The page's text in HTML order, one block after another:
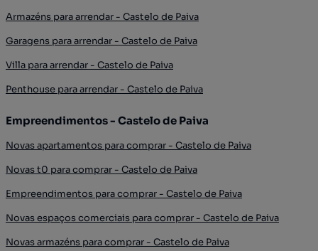
Armazéns para arrendar - Castelo de Paiva
Garagens para arrendar - Castelo de Paiva
Villa para arrendar - Castelo de Paiva
Penthouse para arrendar - Castelo de Paiva
Empreendimentos - Castelo de Paiva
Novas apartamentos para comprar - Castelo de Paiva
Novas t0 para comprar - Castelo de Paiva
Empreendimentos para comprar - Castelo de Paiva
Novas espaços comerciais para comprar - Castelo de Paiva
Novas armazéns para comprar - Castelo de Paiva